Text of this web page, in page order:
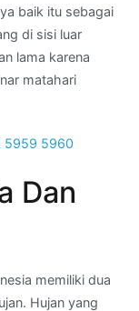
baik itu sebagai
di sisi luar
lama karena
matahari
Dan
memiliki dua
Hujan yang